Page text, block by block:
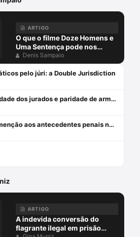
ARTIGO
O que o filme Doze Homens e
Uma Sentença pode nos
ensinar sobre inferência
probatória?
Denis Sampaio
pelo júri: a Double Jurisdiction
‘Caso Kiss’: idoneidade dos jurados e paridade de armas (Parte 1)
O debate sobre a menção aos antecedentes penais no júri
ARTIGO
A indevida conversão do
flagrante ilegal em prisão